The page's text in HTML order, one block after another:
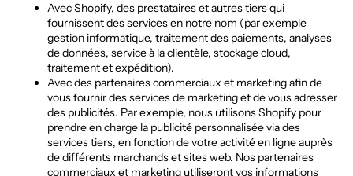
Avec Shopify, des prestataires et autres tiers qui
fournissent des services en notre nom (par exemple
gestion informatique, traitement des paiements, analyses
de données, service à la clientèle, stockage cloud,
traitement et expédition).
Avec des partenaires commerciaux et marketing afin de
vous fournir des services de marketing et de vous adresser
des publicités. Par exemple, nous utilisons Shopify pour
prendre en charge la publicité personnalisée via des
services tiers, en fonction de votre activité en ligne auprès
de différents marchands et sites web. Nos partenaires
commerciaux et marketing utiliseront vos informations